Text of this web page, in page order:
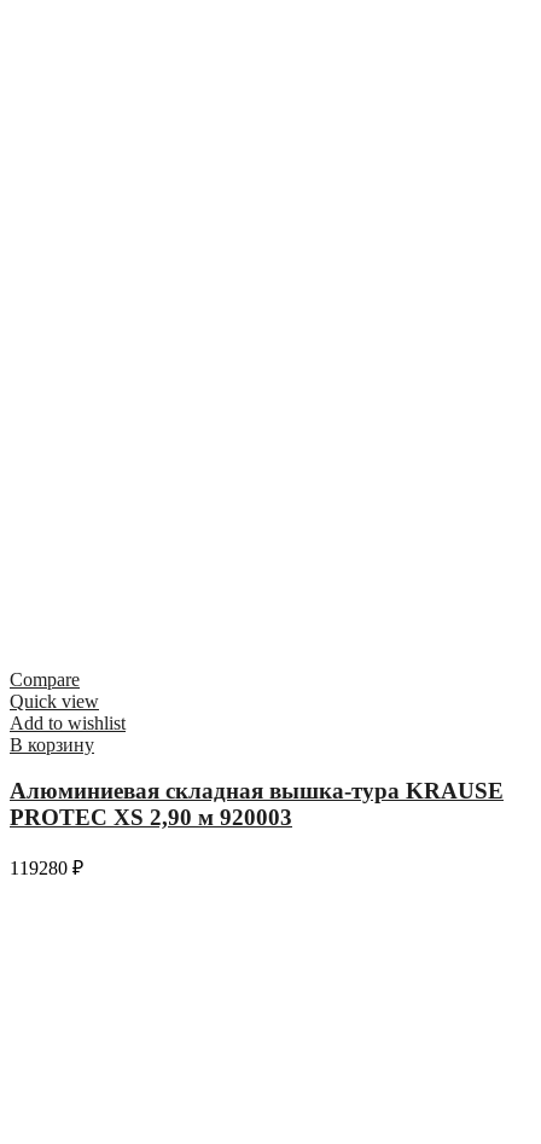
Compare
Quick view
Add to wishlist
В корзину
Алюминиевая складная вышка-тура KRAUSE
PROTEC XS 2,90 м 920003
119280 ₽